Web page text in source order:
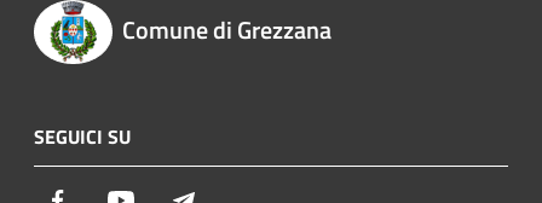
Comune di Grezzana
SEGUICI SU